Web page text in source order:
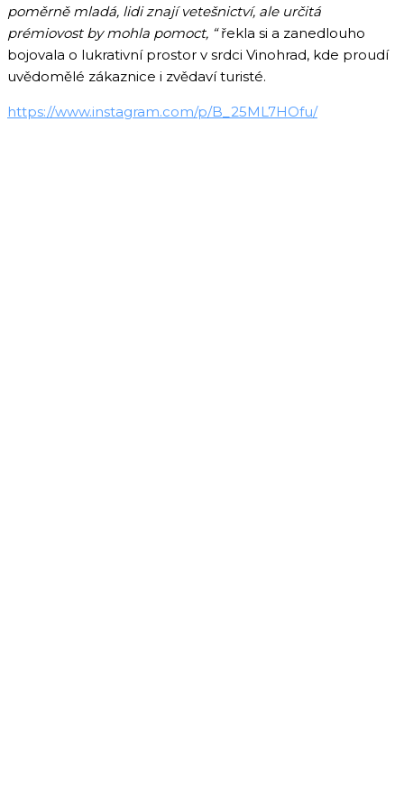
poměrně mladá, lidi znají vetešnictví, ale určitá
prémiovost by mohla pomoct, “řekla si a zanedlouho
bojovala o lukrativní prostor v srdci Vinohrad, kde proudí
uvědomělé zákaznice i zvědaví turisté.
https://www.instagram.com/p/B_25ML7HOfu/